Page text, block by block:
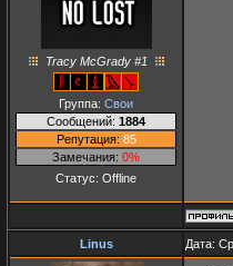
Tracy McGrady #1
Группа: Свои
Сообщений: 1884
Репутация: 85
Замечания: 0%
Статус: Offline
Linus Дата: